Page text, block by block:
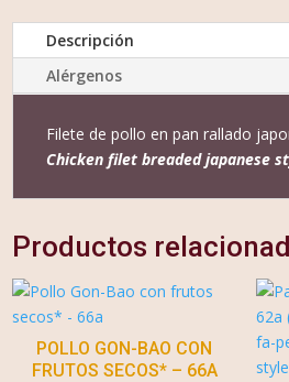
Descripción
Alérgenos
Filete de pollo en pan rallado
Chicken filet breaded japanese
Productos
POLLO GON-BAO CON
FRUTOS SECOS* – 66A